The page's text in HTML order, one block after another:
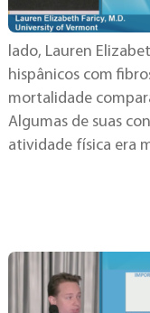
lado, Lauren
hispânicos com
mortalidade
Algumas de suas
atividade física era